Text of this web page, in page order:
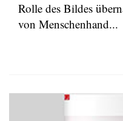
Rolle des Bildes
von Menschenhand...